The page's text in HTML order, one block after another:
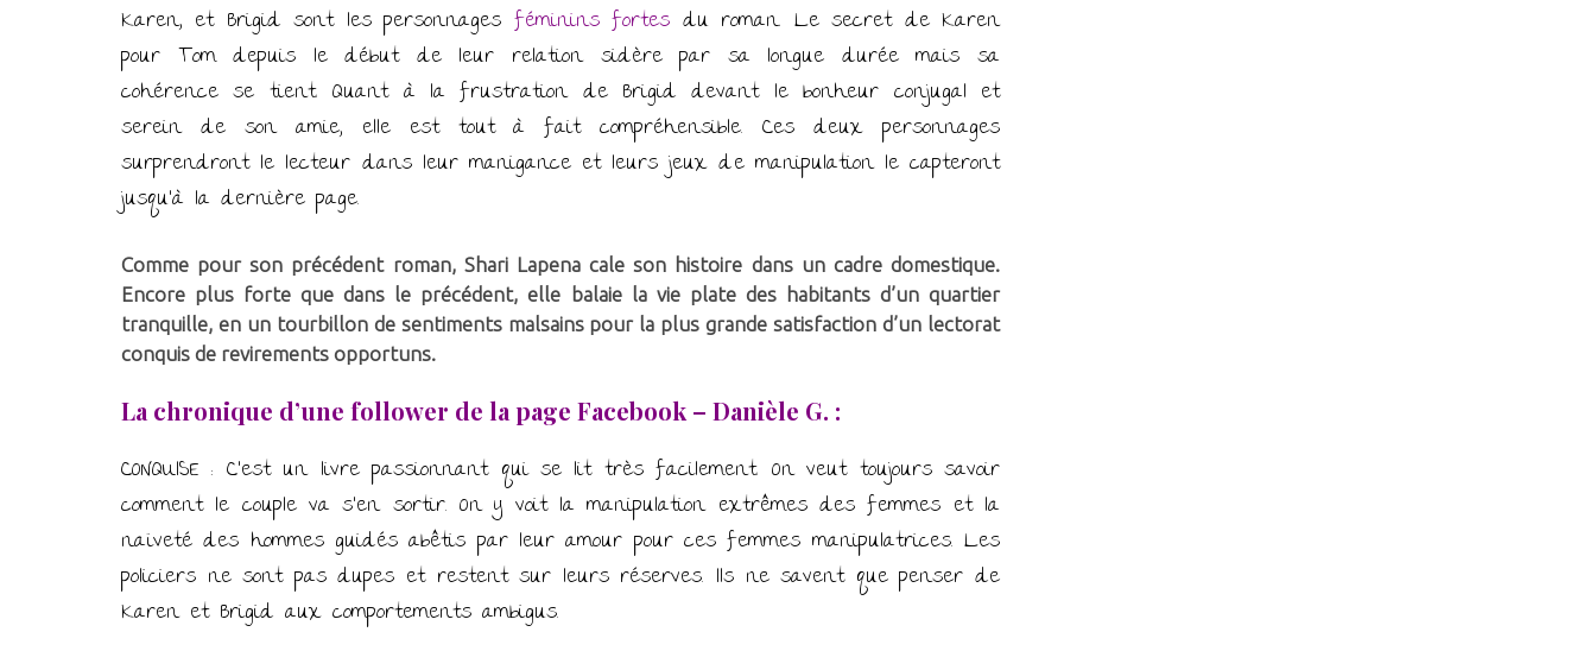
Karen, et Brigid sont les personnages féminins fortes du roman. Le secret de Karen
pour Tom depuis le début de leur relation sidère par sa longue durée mais sa
cohérence se tient. Quant à la frustration de Brigid devant le bonheur conjugal et
serein de son amie, elle est tout à fait compréhensible. Ces deux personnages
surprendront le lecteur dans leur manigance et leurs jeux de manipulation le capteront
jusqu’à la dernière page.
Comme pour son précédent roman, Shari Lapena cale son histoire dans un cadre domestique.
Encore plus forte que dans le précédent, elle balaie la vie plate des habitants d’un quartier
tranquille, en un tourbillon de sentiments malsains pour la plus grande satisfaction d’un lectorat
conquis de revirements opportuns.
La chronique d’une follower de la page Facebook – Danièle G. :
CONQUISE : C’est un livre passionnant qui se lit très facilement. On veut toujours savoir
comment le couple va s’en sortir. On y voit la manipulation extrêmes des femmes et la
naïveté des hommes guidés abêtis par leur amour pour ces femmes manipulatrices. Les
policiers ne sont pas dupes et restent sur leurs réserves. Ils ne savent que penser de
Karen et Brigid aux comportements ambigus.